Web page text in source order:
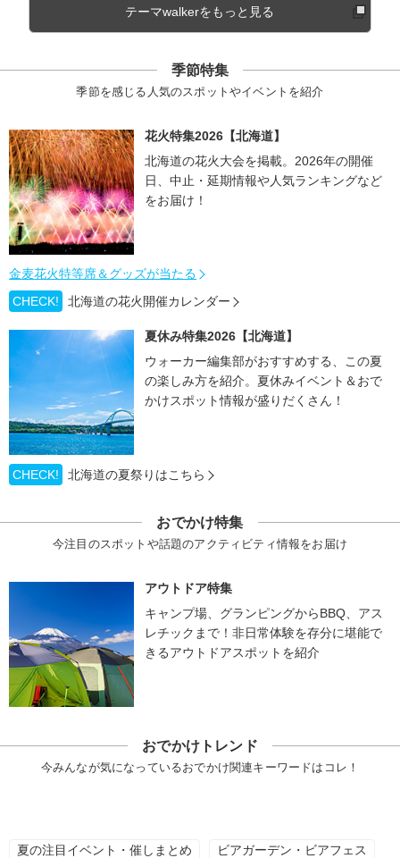
テーマwalkerをもっと見る
季節特集
季節を感じる人気のスポットやイベントを紹介
花火特集2026【北海道】
北海道の花火大会を掲載。2026年の開催
日、中止・延期情報や人気ランキングなど
をお届け！
金麦花火特等席＆グッズが当たる
CHECK!
北海道の花火開催カレンダー
夏休み特集2026【北海道】
ウォーカー編集部がおすすめする、この夏
の楽しみ方を紹介。夏休みイベント＆おで
かけスポット情報が盛りだくさん！
CHECK! 北海道の夏祭りはこちら
おでかけ特集
今注目のスポットや話題のアクティビティ情報をお届け
アウトドア特集
キャンプ場、グランピングからBBQ、アス
レチックまで！非日常体験を存分に堪能で
きるアウトドアスポットを紹介
おでかけトレンド
今みんなが気になっているおでかけ関連キーワードはコレ！
夏の注目イベント・催しまとめ ビアガーデン・ビアフェス